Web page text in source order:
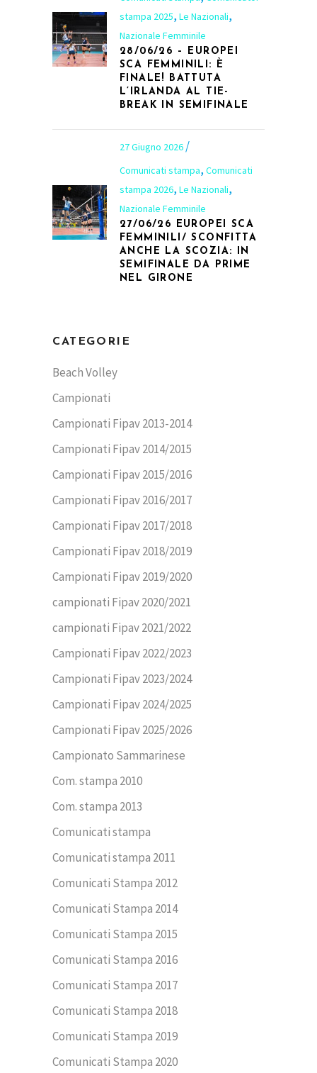
stampa 2025, Le Nazionali,
Nazionale Femminile
28/06/26 – EUROPEI
SCA FEMMINILI: È
FINALE! BATTUTA
L’IRLANDA AL TIE-
BREAK IN SEMIFINALE
27 Giugno 2026
Comunicati stampa, Comunicati
stampa 2026, Le Nazionali,
Nazionale Femminile
27/06/26 EUROPEI SCA
FEMMINILI/ SCONFITTA
ANCHE LA SCOZIA: IN
SEMIFINALE DA PRIME
NEL GIRONE
CATEGORIE
Beach Volley
Campionati
Campionati Fipav 2013-2014
Campionati Fipav 2014/2015
Campionati Fipav 2015/2016
Campionati Fipav 2016/2017
Campionati Fipav 2017/2018
Campionati Fipav 2018/2019
Campionati Fipav 2019/2020
campionati Fipav 2020/2021
campionati Fipav 2021/2022
Campionati Fipav 2022/2023
Campionati Fipav 2023/2024
Campionati Fipav 2024/2025
Campionati Fipav 2025/2026
Campionato Sammarinese
Com. stampa 2010
Com. stampa 2013
Comunicati stampa
Comunicati stampa 2011
Comunicati Stampa 2012
Comunicati Stampa 2014
Comunicati Stampa 2015
Comunicati Stampa 2016
Comunicati Stampa 2017
Comunicati Stampa 2018
Comunicati Stampa 2019
Comunicati Stampa 2020